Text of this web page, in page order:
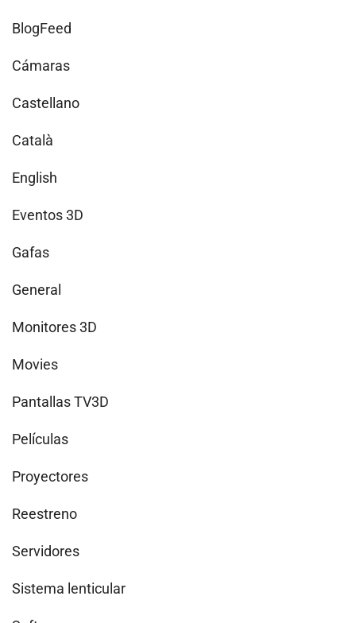
BlogFeed
Cámaras
Castellano
Català
English
Eventos 3D
Gafas
General
Monitores 3D
Movies
Pantallas TV3D
Películas
Proyectores
Reestreno
Servidores
Sistema lenticular